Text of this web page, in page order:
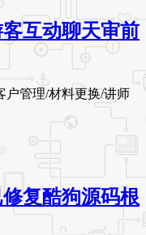
互动聊天审前
户管理/材料更换/讲师
复酷狗源码根